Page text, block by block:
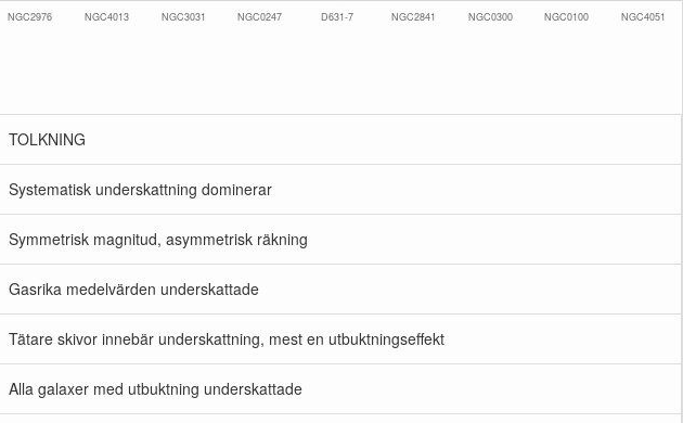
TOLKNING
Systematisk underskattning dominerar
Symmetrisk magnitud, asymmetrisk räkning
Gasrika medelvärden underskattade
Tätare skivor innebär underskattning, mest en utbuktningseffekt
Alla galaxer med utbuktning underskattade